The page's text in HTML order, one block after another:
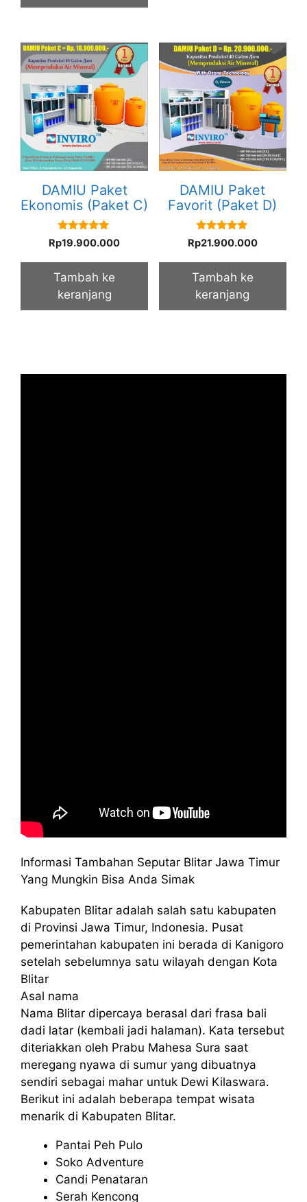
DAMIU Paket
Ekonomis (Paket C)
5.00
out of 5
Rp19.900.000
Tambah ke
keranjang
DAMIU Paket
Favorit (Paket D)
5.00
out of 5
Rp21.900.000
Tambah ke
keranjang
Informasi Tambahan Seputar Blitar Jawa Timur
Yang Mungkin Bisa Anda Simak
Kabupaten Blitar adalah salah satu kabupaten
di Provinsi Jawa Timur, Indonesia. Pusat
pemerintahan kabupaten ini berada di Kanigoro
setelah sebelumnya satu wilayah dengan Kota
Blitar
Asal nama
Nama Blitar dipercaya berasal dari frasa bali
dadi latar (kembali jadi halaman). Kata tersebut
diteriakkan oleh Prabu Mahesa Sura saat
meregang nyawa di sumur yang dibuatnya
sendiri sebagai mahar untuk Dewi Kilaswara.
Berikut ini adalah beberapa tempat wisata
menarik di Kabupaten Blitar.
Pantai Peh Pulo
Soko Adventure
Candi Penataran
Serah Kencong